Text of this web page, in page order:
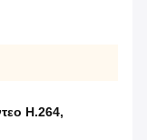
H.264,